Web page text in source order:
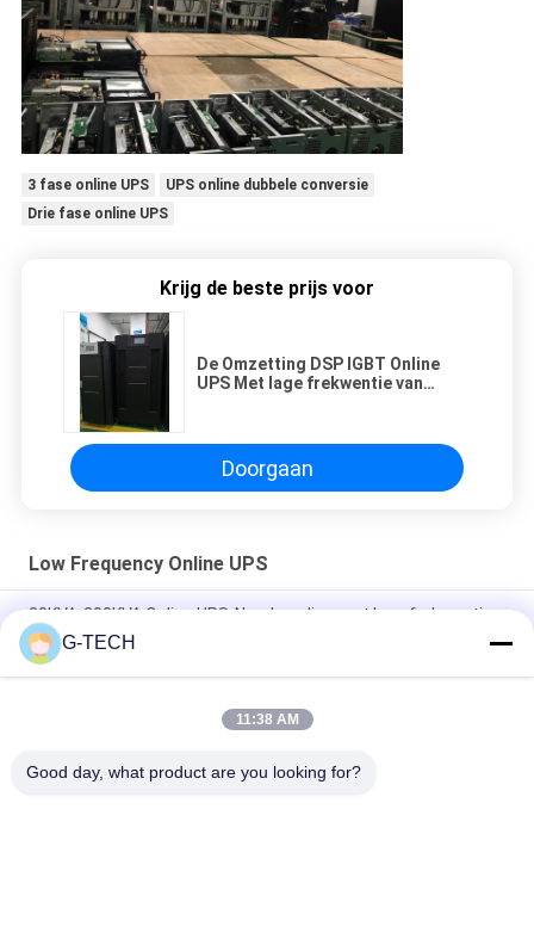
3 fase online UPS
UPS online dubbele conversie
Drie fase online UPS
Krijg de beste prijs voor
De Omzetting DSP IGBT Online
UPS Met lage frekwentie van
Doorgaan
Low Frequency Online UPS
20KVA-200KVA Online UPS-Noodvoeding met lage frekwentie
Drie Fasen Online UPS Met lage frekwentie met Hoge
Efficiënte DSP-Spaander
Online UPS In drie stadia met lage frekwentie, Online Dubbele
G-TECH
11:38 AM
Good day, what product are you looking for?